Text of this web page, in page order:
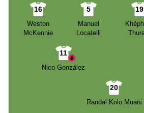
16
Weston
McKennie
5
Manuel
Locatelli
19
11
Nico González
20
Randal Kolo Muani